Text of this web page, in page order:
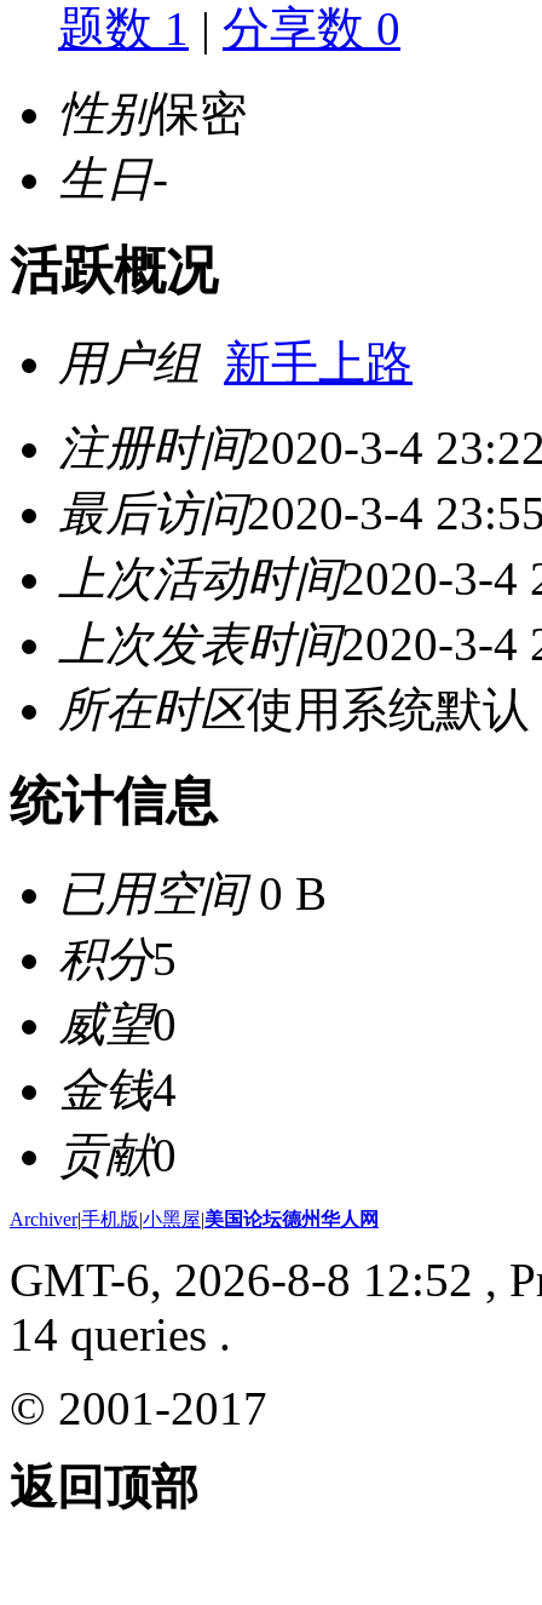
题数 1 | 分享数 0
性别保密
生日-
活跃概况
用户组 新手上路
注册时间2020-3-4
最后访问2020-3-4
上次活动时间2020-3-4
上次发表时间2020-3-4
所在时区使用系统默认
统计信息
已用空间0 B
积分5
威望0
金钱4
贡献0
Archiver|手机版|小黑屋|美国论坛德州华人网
GMT-6, 2026-8-8 12:52 ,
14 queries .
© 2001-2017
返回顶部